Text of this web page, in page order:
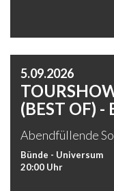
5.09.2026
(BEST OF) -
Abendfüllende
Bünde - Universum
20:00 Uhr